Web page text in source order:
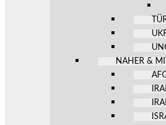
NAHER &